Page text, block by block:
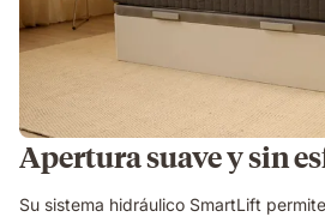
Apertura suave y sin
Su sistema hidráulico SmartLift